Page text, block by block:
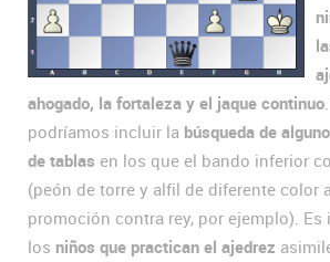
ahogado, la fortaleza y el jaque continuo
podríamos incluir la búsqueda de
de tablas en los que el bando inferior
(peón de torre y alfil de diferente color
promoción contra rey, por ejemplo).
los niños que practican el ajedrez